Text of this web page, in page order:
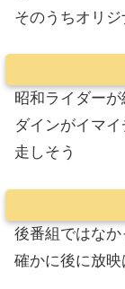
そのうちオリ
昭和ライダー
ダインがイマ
走しそう
後番組ではなか
確かに後に放